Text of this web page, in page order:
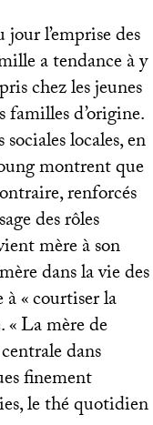
l’emprise des
a tendance à y
chez les jeunes
d’origine.
locales, en
montrent que
renforcés
des rôles
mère à son
dans la vie des
«courtiser la
«La mère de
dans
finement
le thé quotidien